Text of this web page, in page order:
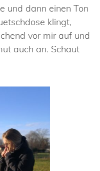
und dann einen Ton
klingt,
vor mir auf und
auch an. Schaut